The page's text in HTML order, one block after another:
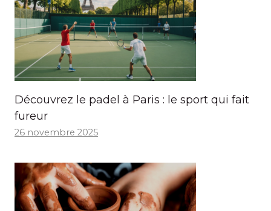
Découvrez le padel à Paris : le sport qui fait
fureur
26 novembre 2025